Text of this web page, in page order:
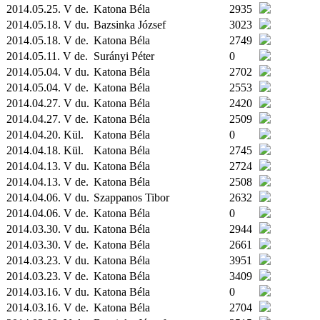
2014.05.25. V de. Katona Béla
2935
2014.05.18. V du. Bazsinka József
3023
2014.05.18. V de. Katona Béla
2749
2014.05.11. V de. Surányi Péter
0
2014.05.04. V du. Katona Béla
2702
2014.05.04. V de. Katona Béla
2553
2014.04.27. V du. Katona Béla
2420
2014.04.27. V de. Katona Béla
2509
2014.04.20. Kül. Katona Béla
0
2014.04.18. Kül. Katona Béla
2745
2014.04.13. V du. Katona Béla
2724
2014.04.13. V de. Katona Béla
2508
2014.04.06. V du. Szappanos Tibor
2632
2014.04.06. V de. Katona Béla
0
2014.03.30. V du. Katona Béla
2944
2014.03.30. V de. Katona Béla
2661
2014.03.23. V du. Katona Béla
3951
2014.03.23. V de. Katona Béla
3409
2014.03.16. V du. Katona Béla
0
2014.03.16. V de. Katona Béla
2704